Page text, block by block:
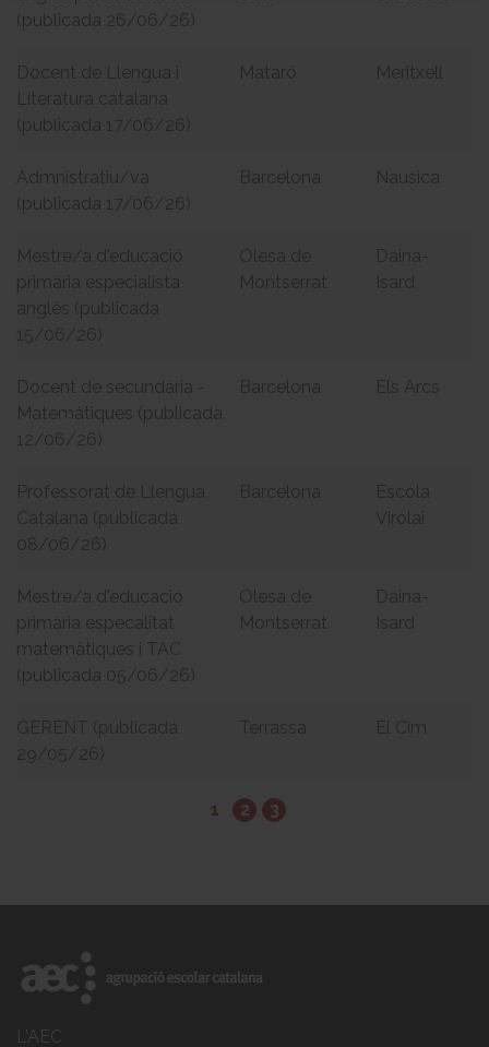
(publicada 26/06/26)
Docent de Llengua i
Literatura catalana
(publicada 17/06/26)
Mataró Meritxell
Admnistratiu/va
(publicada 17/06/26)
Barcelona Nausica
Mestre/a d'educació
primària especialista
anglès (publicada
15/06/26)
Olesa de
Montserrat
Daina-
Isard
Docent de secundària -
Matemàtiques (publicada
12/06/26)
Barcelona Els Arcs
Professorat de Llengua
Catalana (publicada
08/06/26)
Barcelona
Escola
Virolai
Mestre/a d'educació
primària especalitat
matemàtiques i TAC
(publicada 05/06/26)
Olesa de
Montserrat
Daina-
Isard
GERENT (publicada
29/05/26)
Terrassa El Cim
1 2 3
L'AEC